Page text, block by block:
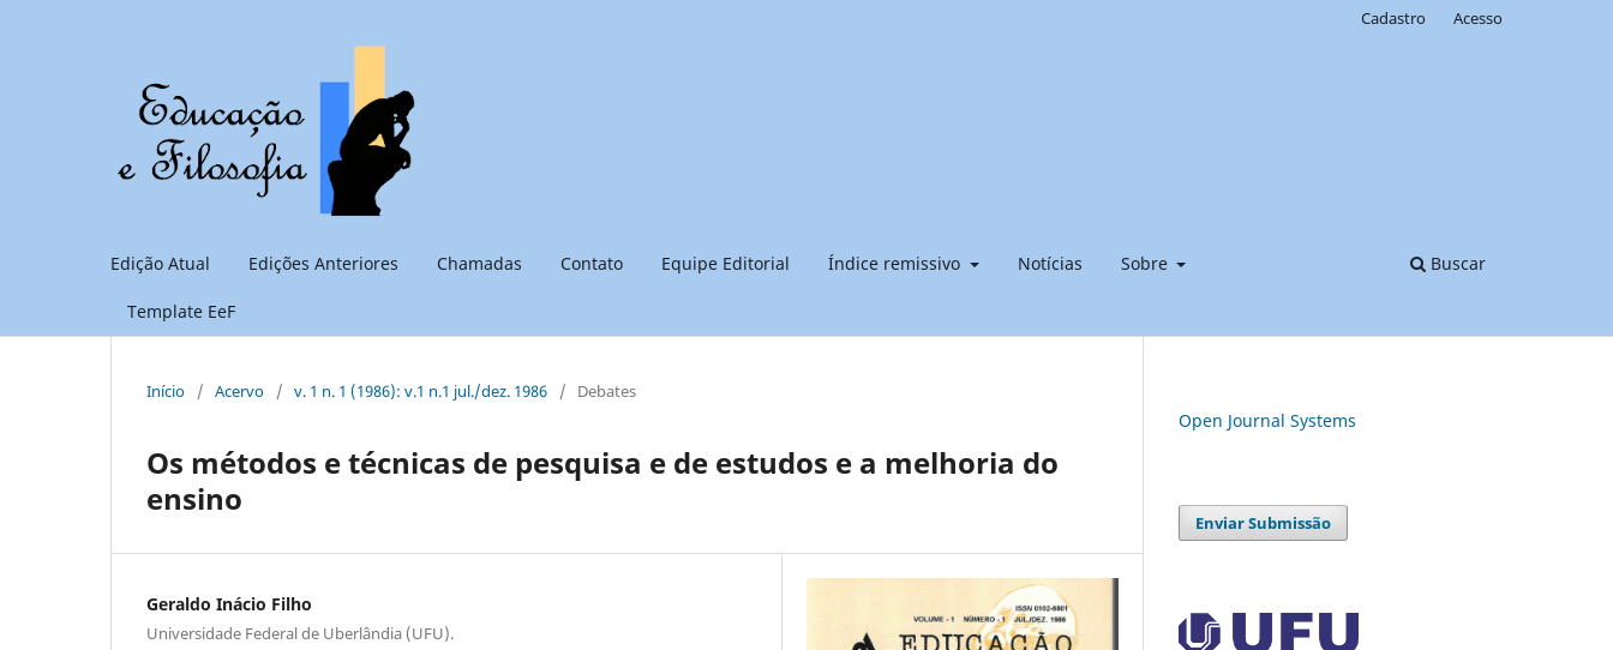
Edição Atual Edições Anteriores Chamadas Contato Equipe Editorial Índice remissivo Notícias Sobre
Template EeF
Buscar
Cadastro Acesso
Início / Acervo / v. 1 n. 1 (1986): v.1 n.1 jul./dez. 1986 / Debates
Os métodos e técnicas de pesquisa e de estudos e a melhoria do
ensino
Geraldo Inácio Filho
Universidade Federal de Uberlândia (UFU).
Open Journal Systems
Enviar Submissão